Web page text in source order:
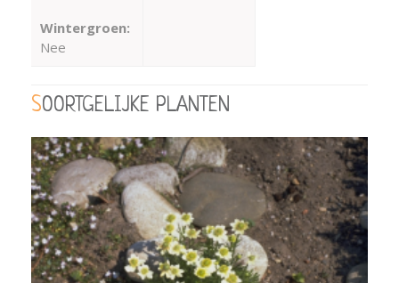
Wintergroen:
Nee
SOORTGELIJKE PLANTEN